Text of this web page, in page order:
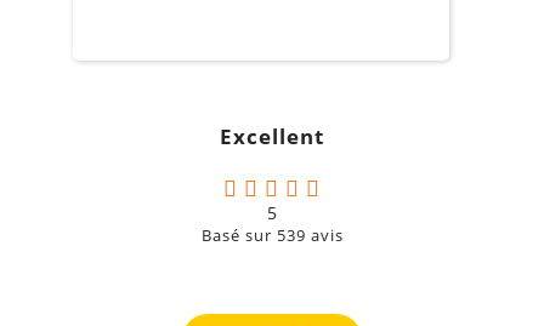
Excellent
5
Basé sur 539 avis